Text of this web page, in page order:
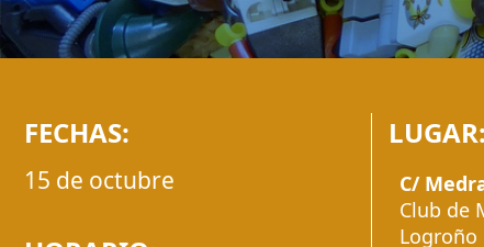
FECHAS:
15 de octubre
LUGAR:
C/
Club de
Logroño